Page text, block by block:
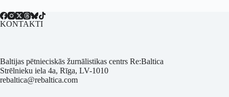
KONTAKTI
Baltijas pētnieciskās žurnālistikas centrs Re:Baltica
Strēlnieku iela 4a, Rīga, LV-1010
rebaltica@rebaltica.com